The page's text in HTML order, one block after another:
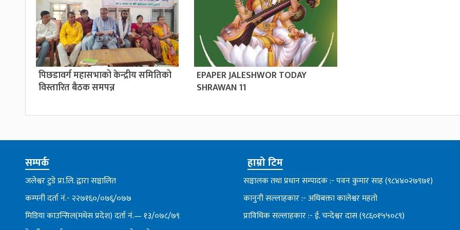
पिछडावर्ग महासभाको केन्द्रीय समितिको
विस्तारित बैठक समपन्न
EPAPER JALESHWOR TODAY
SHRAWAN 11
सम्पर्क
जलेश्वर टुडे प्रा.लि. द्वारा सञ्चालित
कम्पनी दर्ता नं.- २२७१६०/०७६्/०७७
मिडिया काउन्सिल(मधेस प्रदेश) दर्ता नं.— १३/०७८/७९
हाम्रो टिम
सञ्चालक तथा प्रधान सम्पादक :- पवन कुमार साह (९८४४०२७९७१)
कानुनी सल्लाहकार :- अधिबक्ता कालेश्वर महतो
प्राविधिक सल्लाहकार :- ई. चन्देश्वर दास (९८६०१५५०८९)